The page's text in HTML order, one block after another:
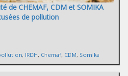
de CHEMAF, CDM et SOMIKA
de pollution
, IRDH, Chemaf, CDM, Somika